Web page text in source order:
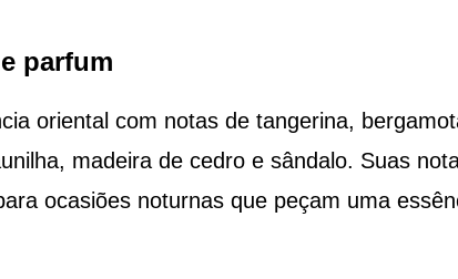
parfum
oriental com notas de tangerina,
madeira de cedro e sândalo. Suas
ocasiões noturnas que peçam uma